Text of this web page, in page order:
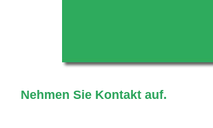
Nehmen Sie Kontakt auf.